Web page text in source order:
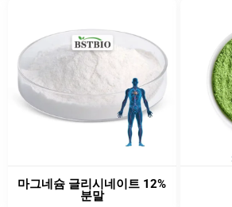
마그네슘 글리시네이트 12%
분말